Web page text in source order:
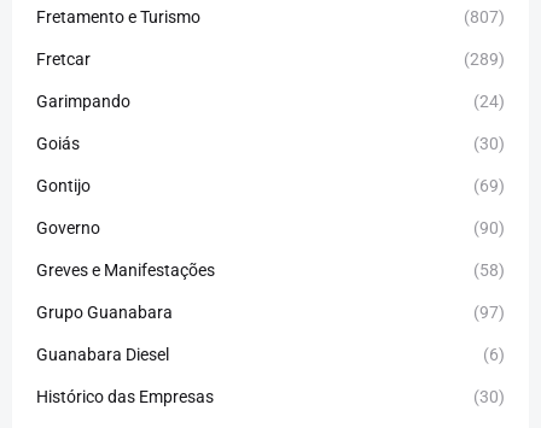
Fretamento e Turismo (807)
Fretcar (289)
Garimpando (24)
Goiás (30)
Gontijo (69)
Governo (90)
Greves e Manifestações (58)
Grupo Guanabara (97)
Guanabara Diesel (6)
Histórico das Empresas (30)